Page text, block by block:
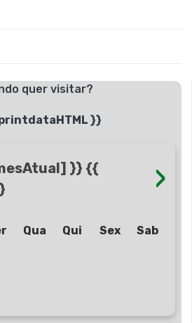
quer visitar?
}}
}} {{
›
Qua Qui Sex Sab